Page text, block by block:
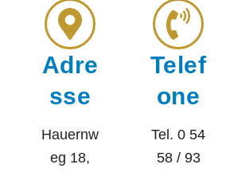
Adre
sse
Hauernw
eg 18,
Telef
one
Tel. 0 54
58 / 93